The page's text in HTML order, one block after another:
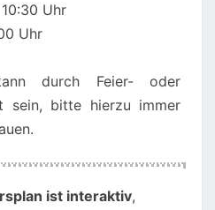
Uhr
Uhr
durch Feier- oder
sein, bitte hierzu immer
ist interaktiv,